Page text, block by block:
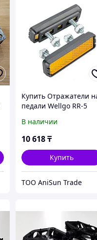
Купить Отражатели
педали Wellgo RR-5
В наличии
10 618₸
Купить
ТОО AniSun Trade